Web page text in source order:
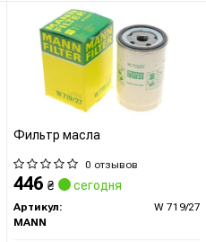
Фильтр масла
0 отзывов
446 ₴ сегодня
Артикул:
W 719/27
MANN